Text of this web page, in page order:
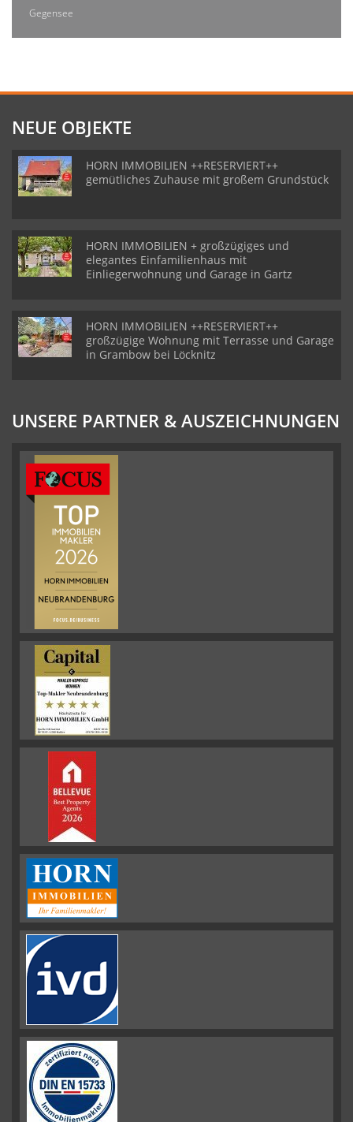
Gegensee
NEUE OBJEKTE
HORN IMMOBILIEN ++RESERVIERT++
gemütliches Zuhause mit großem Grundstück
HORN IMMOBILIEN + großzügiges und
elegantes Einfamilienhaus mit
Einliegerwohnung und Garage in Gartz
HORN IMMOBILIEN ++RESERVIERT++
großzügige Wohnung mit Terrasse und Garage
in Grambow bei Löcknitz
UNSERE PARTNER & AUSZEICHNUNGEN